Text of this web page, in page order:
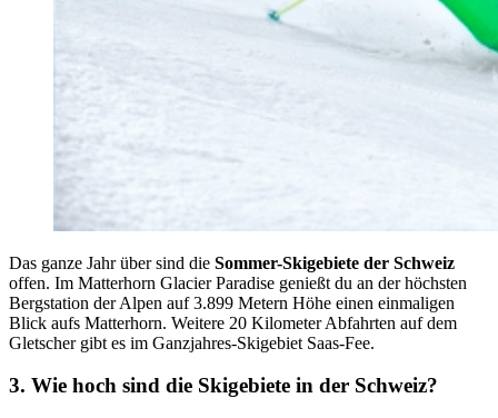
Das ganze Jahr über sind die Sommer-Skigebiete der Schweiz
offen. Im Matterhorn Glacier Paradise genießt du an der höchsten
Bergstation der Alpen auf 3.899 Metern Höhe einen einmaligen
Blick aufs Matterhorn. Weitere 20 Kilometer Abfahrten auf dem
Gletscher gibt es im Ganzjahres-Skigebiet Saas-Fee.
3. Wie hoch sind die Skigebiete in der Schweiz?